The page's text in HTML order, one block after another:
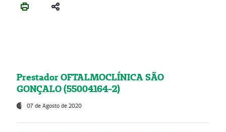
Prestador OFTALMOCLÍNICA SÃO
GONÇALO (55004164-2)
07 de Agosto de 2020